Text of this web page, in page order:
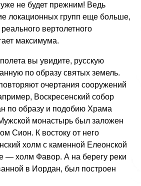
не будет прежним! Ведь
локационных групп еще больше,
вертолетного
максимума.
вы увидите, русскую
по образу святых земель.
очертания сооружений
Воскресенский собор
по образу и подобию Храма
монастырь был заложен
Сион. К востоку от него
холм с каменной Елеонской
— холм Фавор. А на берегу реки
в Иордан, был построен